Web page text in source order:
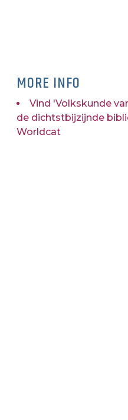
MORE INFO
Vind 'Volkskunde
de dichtstbijzijnde
Worldcat